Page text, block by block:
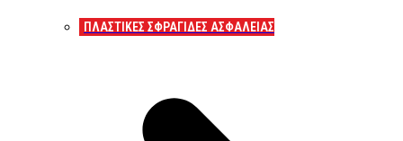
ΠΛΑΣΤΙΚΕΣ ΣΦΡΑΓΙΔΕΣ ΑΣΦΑΛΕΙΑΣ